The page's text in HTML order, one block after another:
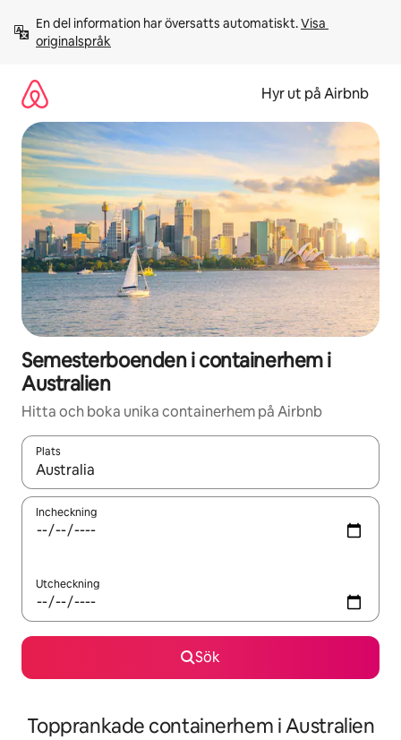
innehåll
En del information har översatts automatiskt. Visa
originalspråk
Hyr ut på Airbnb
Semesterboenden i containerhem i
Australien
Hitta och boka unika containerhem på Airbnb
Plats
När resultaten är tillgängliga kan du navigera med upp- och
Incheckning
Utcheckning
Sök
Topprankade containerhem i Australien